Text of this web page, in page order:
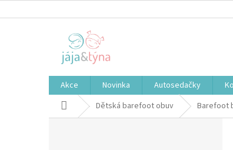
na
Akce Novinka Autosedačky
Domů Dětská barefoot obuv Barefoot